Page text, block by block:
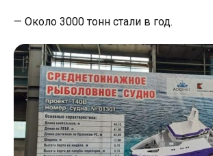
— Около 3000 тонн стали в год.